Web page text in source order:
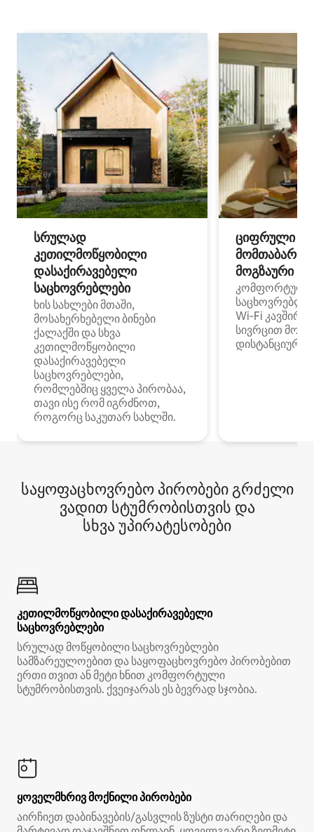
სრულად
კეთილმოწყობილი
დასაქირავებელი
საცხოვრებლები
ხის სახლები მთაში,
მოსახერხებელი ბინები
ქალაქში და სხვა
კეთილმოწყობილი
დასაქირავებელი
საცხოვრებლები,
რომლებშიც ყველა პირობაა,
თავი ისე რომ იგრძნოთ,
როგორც საკუთარ სახლში.
ციფრული
მოგზაური
კომფორტული
Wi‑Fi
სივრცით
დისტანციური
საყოფაცხოვრებო პირობები გრძელი
ვადით სტუმრობისთვის და
სხვა უპირატესობები
კეთილმოწყობილი დასაქირავებელი
საცხოვრებლები
სრულად მოწყობილი საცხოვრებლები
სამზარეულოებით და საყოფაცხოვრებო პირობებით
ერთი თვით ან მეტი ხნით კომფორტული
სტუმრობისთვის. ქვეიჯარას ეს ბევრად სჯობია.
ყოველმხრივ მოქნილი პირობები
აირჩიეთ დაბინავების/გასვლის ზუსტი თარიღები და